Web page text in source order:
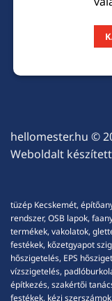
hellomester.hu ©
Weboldalt
tüzép Kecskemét,
rendszer, OSB lapok,
termékek, vakolatok,
festékek, kőzetgyapot
hőszigetelés, EPS
vízszigetelés,
építkezés, szakértői
festékek, kézi